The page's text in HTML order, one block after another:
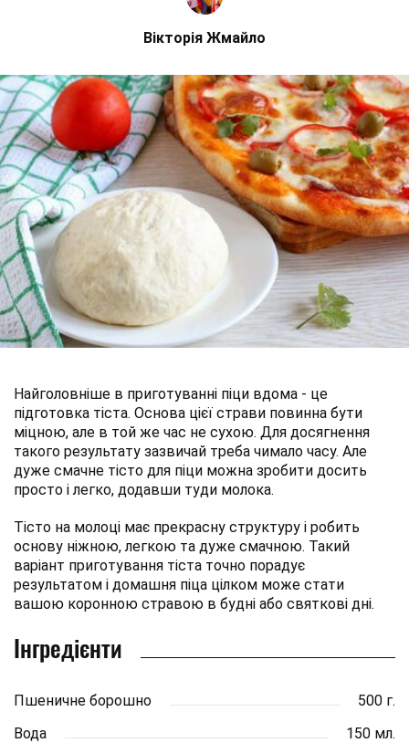
Вікторія Жмайло
Найголовніше в приготуванні піци вдома - це
підготовка тіста. Основа цієї страви повинна бути
міцною, але в той же час не сухою. Для досягнення
такого результату зазвичай треба чимало часу. Але
дуже смачне тісто для піци можна зробити досить
просто і легко, додавши туди молока.
Тісто на молоці має прекрасну структуру і робить
основу ніжною, легкою та дуже смачною. Такий
варіант приготування тіста точно порадує
результатом і домашня піца цілком може стати
вашою коронною стравою в будні або святкові дні.
Інгредієнти
Пшеничне борошно
500 г.
Вода
150 мл.